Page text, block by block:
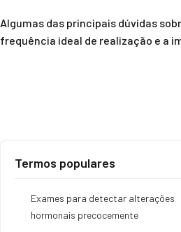
Algumas das principais dúvidas
frequência ideal de realização e a
Termos populares
Exames para detectar alterações
hormonais precocemente